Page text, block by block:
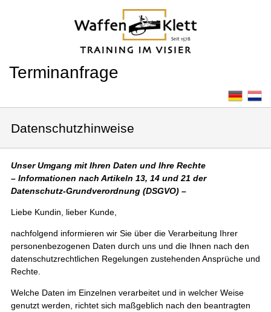
Terminanfrage
Datenschutzhinweise
Unser Umgang mit Ihren Daten und Ihre Rechte
– Informationen nach Artikeln 13, 14 und 21 der
Datenschutz-Grundverordnung (DSGVO) –
Liebe Kundin, lieber Kunde,
nachfolgend informieren wir Sie über die Verarbeitung Ihrer
personenbezogenen Daten durch uns und die Ihnen nach den
datenschutzrechtlichen Regelungen zustehenden Ansprüche und
Rechte.
Welche Daten im Einzelnen verarbeitet und in welcher Weise
genutzt werden, richtet sich maßgeblich nach den beantragten